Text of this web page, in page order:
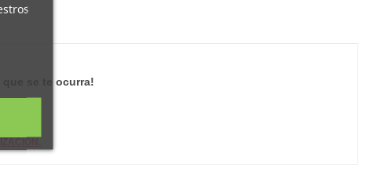
que se te ocurra!